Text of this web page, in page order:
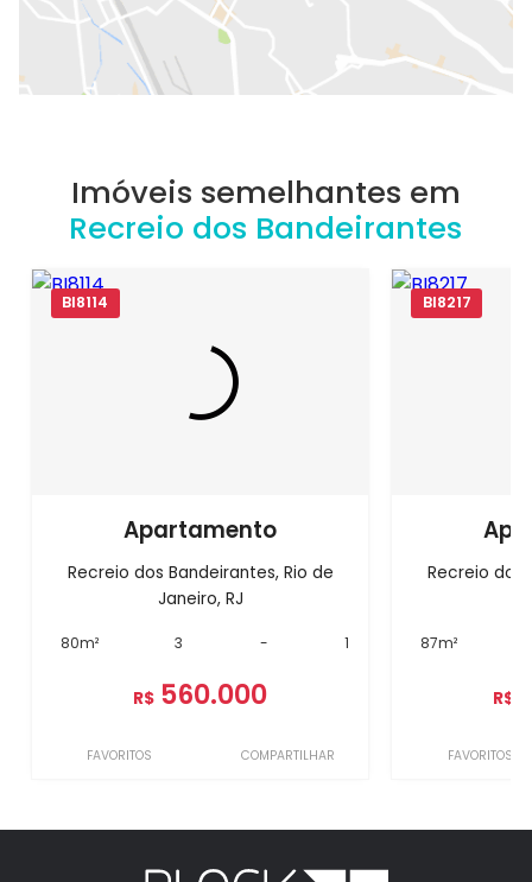
Imóveis semelhantes em
Recreio dos Bandeirantes
BI8114
Apartamento
Recreio dos Bandeirantes, Rio de
Janeiro, RJ
80m² 3 - 1
R$ 560.000
FAVORITOS COMPARTILHAR
BI8217
Recreio dos
87m²
R$
FAVORITOS